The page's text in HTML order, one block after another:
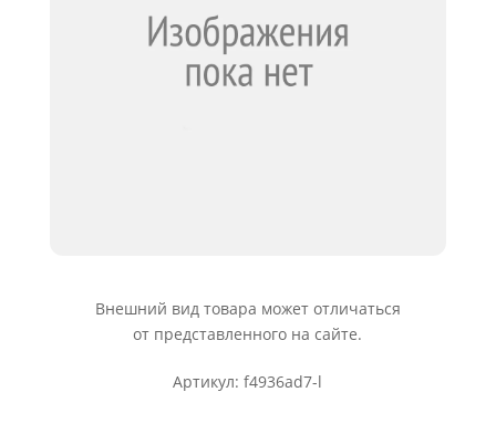
Внешний вид товара может отличаться
от представленного на сайте.
Артикул: f4936ad7-l